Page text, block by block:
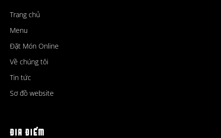
Trang chủ
Menu
Đặt Món Online
Về chúng tôi
Tin tức
Sơ đồ website
ĐỊA ĐIỂM